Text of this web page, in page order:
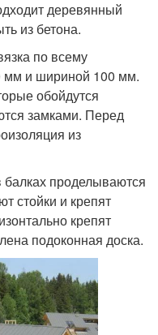
деревянный
из бетона.
по всему
мм и шириной 100 мм.
обойдутся
замками. Перед
из
проделываются
стойки и крепят
крепят
подоконная доска.